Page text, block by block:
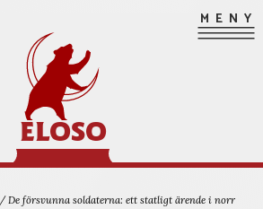
ELOSO
MENY
/ De försvunna soldaterna: ett statligt ärende i norr